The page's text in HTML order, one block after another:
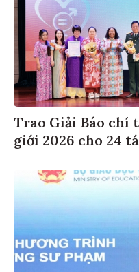
Trao Giải Báo chí
giới 2026 cho 24